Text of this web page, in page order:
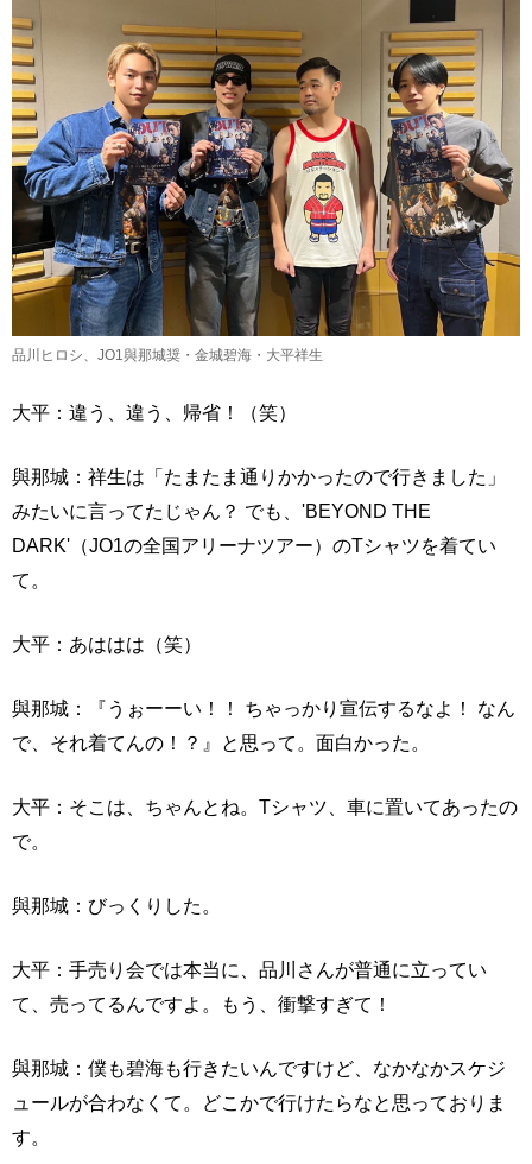
品川ヒロシ、JO1與那城奨・金城碧海・大平祥生
大平：違う、違う、帰省！（笑）
與那城：祥生は「たまたま通りかかったので行きました」
みたいに言ってたじゃん？ でも、'BEYOND THE
DARK'（JO1の全国アリーナツアー）のTシャツを着てい
て。
大平：あははは（笑）
與那城：『うぉーーい！！ ちゃっかり宣伝するなよ！ なん
で、それ着てんの！？』と思って。面白かった。
大平：そこは、ちゃんとね。Tシャツ、車に置いてあったの
で。
與那城：びっくりした。
大平：手売り会では本当に、品川さんが普通に立ってい
て、売ってるんですよ。もう、衝撃すぎて！
與那城：僕も碧海も行きたいんですけど、なかなかスケジ
ュールが合わなくて。どこかで行けたらなと思っておりま
す。